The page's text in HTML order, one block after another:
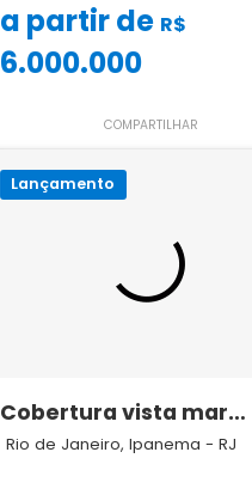
a partir de R$
6.000.000
COMPARTILHAR
Lançamento
Cobertura vista mar
Ipanema RJ
Rio de Janeiro, Ipanema - RJ